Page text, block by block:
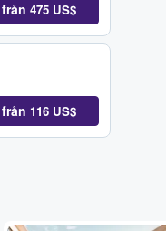
från 475 US$
från 116 US$